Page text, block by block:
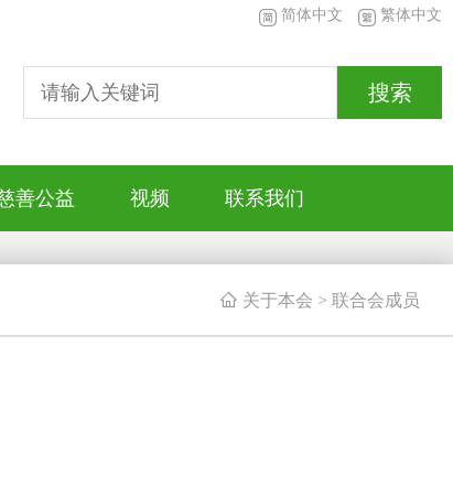
搜索
简体中文 繁体中文
善公益 视频 联系我们
 关于本会 > 联合会成员